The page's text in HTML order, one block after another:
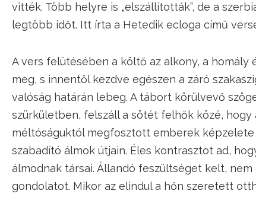
vitték. Több helyre is „elszállították”, de a
legtöbb időt. Itt írta a Hetedik ecloga című
A vers felütésében a költő az alkony, a homály
meg, s innentől kezdve egészen a záró
valóság határán lebeg. A tábort körülvevő
szürkületben, felszáll a sötét felhők közé,
méltóságuktól megfosztott emberek képzelete
szabadító álmok útjain. Éles kontrasztot ad,
álmodnak társai. Állandó feszültséget kelt,
gondolatot. Mikor az elindul a hőn szeretett